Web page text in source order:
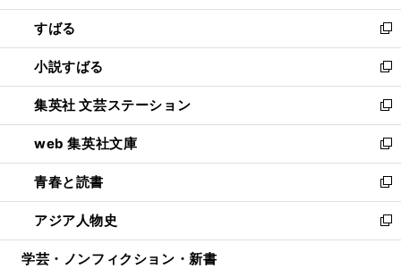
開
く
ウ
で
開
く
ン
ド
ウ
で
開
く
すばる
新
し
い
ウ
ィ
ン
ド
ウ
で
開
く
小説すばる
新
し
い
ウ
ィ
ン
ド
ウ
で
開
集英社 文芸ステーション
新
し
い
ウ
ィ
ン
ド
ウ
web 集英社文庫
新
し
い
ウ
ィ
ン
青春と読書
新
し
い
ウ
アジア人物史
新
し
学芸・ノンフィクション・新書